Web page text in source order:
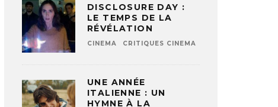
DISCLOSURE DAY :
LE TEMPS DE LA
RÉVÉLATION
CINEMA CRITIQUES CINEMA
UNE ANNÉE
ITALIENNE : UN
HYMNE À LA